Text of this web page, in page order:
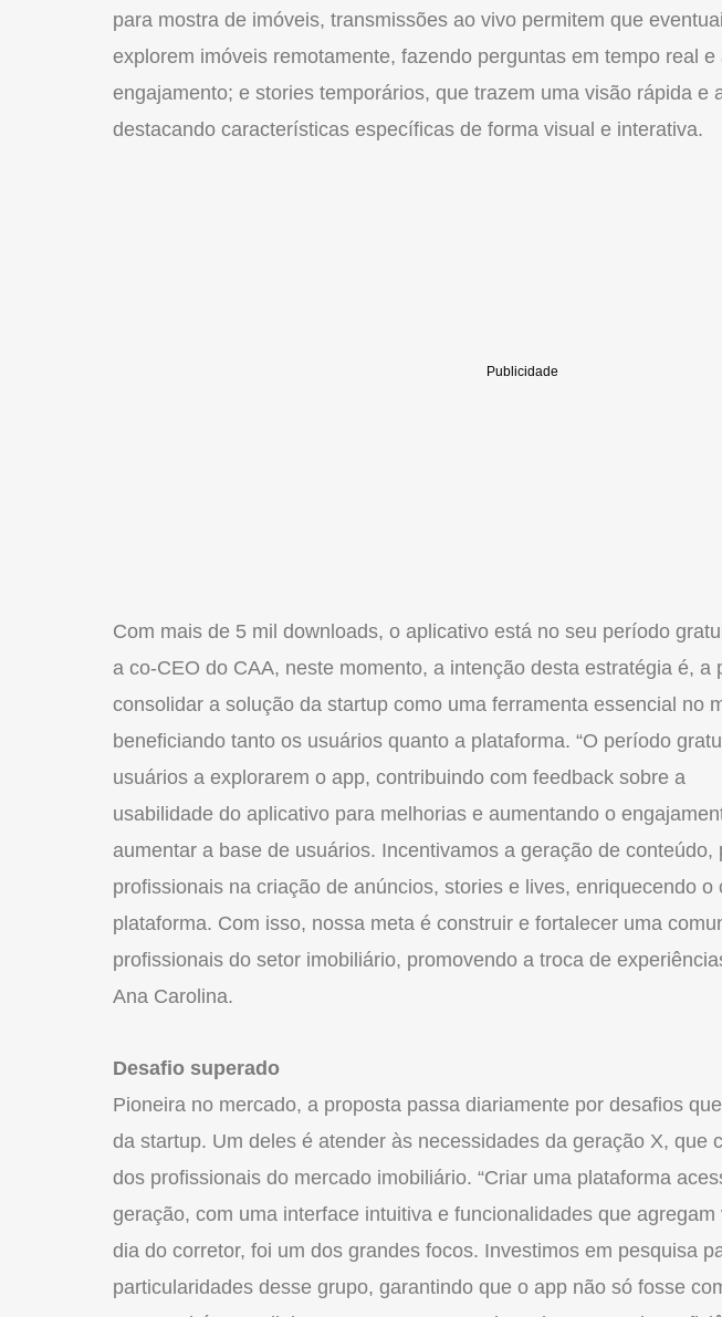
para mostra de imóveis, transmissões ao vivo permitem que
explorem imóveis remotamente, fazendo perguntas em tempo real e
engajamento; e stories temporários, que trazem uma visão rápida e
destacando características específicas de forma visual e interativa.
Com mais de 5 mil downloads, o aplicativo está no seu período
a co-CEO do CAA, neste momento, a intenção desta estratégia é, a
consolidar a solução da startup como uma ferramenta essencial no
beneficiando tanto os usuários quanto a plataforma. “O período
usuários a explorarem o app, contribuindo com feedback sobre a
usabilidade do aplicativo para melhorias e aumentando o
aumentar a base de usuários. Incentivamos a geração de conteúdo,
profissionais na criação de anúncios, stories e lives, enriquecendo o
plataforma. Com isso, nossa meta é construir e fortalecer uma
profissionais do setor imobiliário, promovendo a troca de
Ana Carolina.
Desafio superado
Pioneira no mercado, a proposta passa diariamente por desafios
da startup. Um deles é atender às necessidades da geração X, que
dos profissionais do mercado imobiliário. “Criar uma plataforma
geração, com uma interface intuitiva e funcionalidades que agregam
dia do corretor, foi um dos grandes focos. Investimos em pesquisa
particularidades desse grupo, garantindo que o app não só fosse